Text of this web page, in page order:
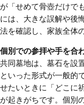
が「せめて骨壺だけで
には、大きな誤解や後
法を確認し、家族全体
個別での参拝や手を合
共同墓地は、墓石を設
といった形式が一般的
せたいときに「どこに
が起きがちです。個別